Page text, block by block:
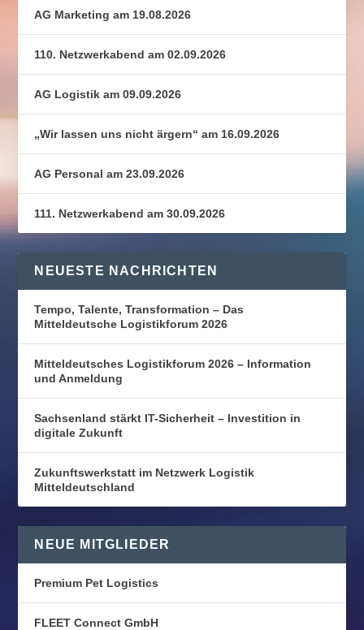
AG Marketing am 19.08.2026
110. Netzwerkabend am 02.09.2026
AG Logistik am 09.09.2026
„Wir lassen uns nicht ärgern“ am 16.09.2026
AG Personal am 23.09.2026
111. Netzwerkabend am 30.09.2026
NEUESTE NACHRICHTEN
Tempo, Talente, Transformation – Das
Mitteldeutsche Logistikforum 2026
Mitteldeutsches Logistikforum 2026 – Information
und Anmeldung
Sachsenland stärkt IT-Sicherheit – Investition in
digitale Zukunft
Zukunftswerkstatt im Netzwerk Logistik
Mitteldeutschland
NEUE MITGLIEDER
Premium Pet Logistics
FLEET Connect GmbH